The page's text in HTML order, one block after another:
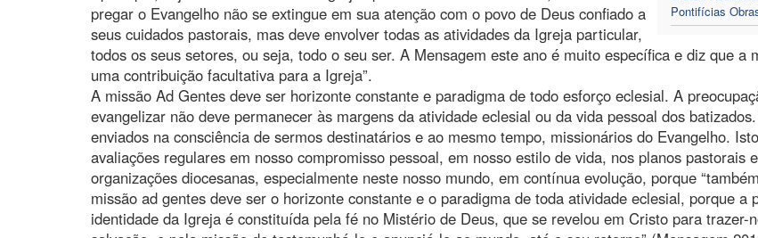
Pontifícias
pregar o Evangelho não se extingue em sua atenção com o povo de Deus confiado a
seus cuidados pastorais, mas deve envolver todas as atividades da Igreja particular,
todos os seus setores, ou seja, todo o seu ser. A Mensagem este ano é muito específica e diz que a
uma contribuição facultativa para a Igreja”.
A missão Ad Gentes deve ser horizonte constante e paradigma de todo esforço eclesial. A
evangelizar não deve permanecer às margens da atividade eclesial ou da vida pessoal dos
enviados na consciência de sermos destinatários e ao mesmo tempo, missionários do Evangelho.
avaliações regulares em nosso compromisso pessoal, em nosso estilo de vida, nos planos pastorais
organizações diocesanas, especialmente neste nosso mundo, em contínua evolução, porque
missão ad gentes deve ser o horizonte constante e o paradigma de toda atividade eclesial, porque a
identidade da Igreja é constituída pela fé no Mistério de Deus, que se revelou em Cristo para trazer-